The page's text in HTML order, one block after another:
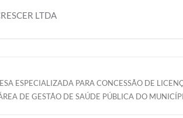
LTDA
ESPECIALIZADA PARA CONCESSÃO DE
DE GESTÃO DE SAÚDE PÚBLICA DO